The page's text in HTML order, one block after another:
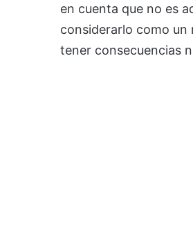
en cuenta que no es
considerarlo como un
tener consecuencias